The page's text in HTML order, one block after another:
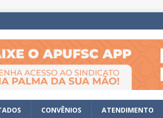
CONVÊNIOS ATENDIMENTO